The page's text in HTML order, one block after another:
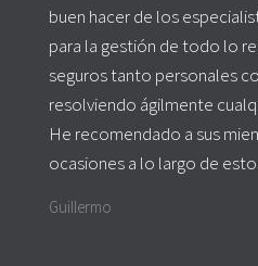
buen hacer de los
para la gestión de todo lo
seguros tanto personales
resolviendo ágilmente
He recomendado a sus
ocasiones a lo largo de
Guillermo